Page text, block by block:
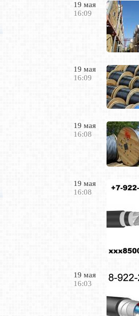
19 мая
16:09
19 мая
16:09
19 мая
16:08
19 мая
16:08
19 мая
16:03